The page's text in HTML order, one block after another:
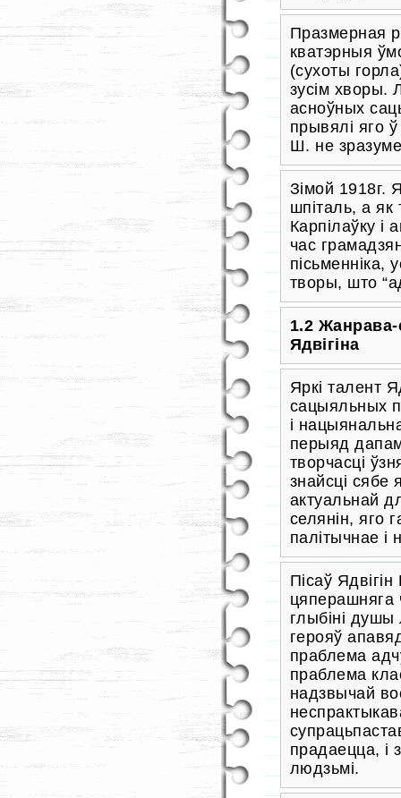
Празмерная
кватэрныя
(сухоты
зусім хворы.
асноўных
прывялі яго
Ш. не
Зімой 1918г.
шпіталь, а як
Карпілаўку і
час
пісьменніка,
творы, што
1.2
Ядвігіна
Яркі талент
сацыяльных
і
перыяд
творчасці
знайсці сябе
актуальнай
селянін, яго
палітычнае
Пісаў
цяперашняга
глыбіні душы
герояў
праблема
праблема
надзвычай
прадаецца, і
людзьмі.